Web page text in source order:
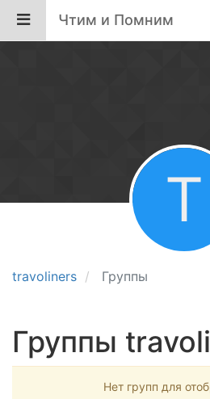
Чтим и Помним
travoliners Группы
T
Группы
Нет групп для